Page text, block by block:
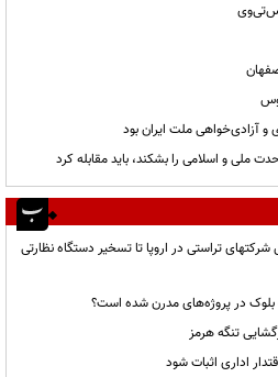
آزادی‌خواهی ملت ایران بود
ملی و اسلامی را بشکند، باید مقابله کرد
تراستی در اروپا تا تسخیر دستگاه نظارتی
در پروژه‌های مدرن شده است؟
تنگه هرمز
اداری اثبات شود